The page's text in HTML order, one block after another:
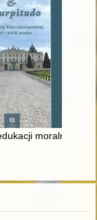
moralnej